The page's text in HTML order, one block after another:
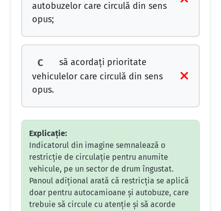
autobuzelor care circulă din sens
opus;
C
să acordaţi prioritate
vehiculelor care circulă din sens
opus.
Explicație:
Indicatorul din imagine semnalează o
restricție de circulație pentru anumite
vehicule, pe un sector de drum îngustat.
Panoul adițional arată că restricția se aplică
doar pentru autocamioane și autobuze, care
trebuie să circule cu atenție și să acorde